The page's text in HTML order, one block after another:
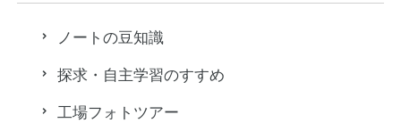
ノートの豆知識
探求・自主学習のすすめ
工場フォトツアー